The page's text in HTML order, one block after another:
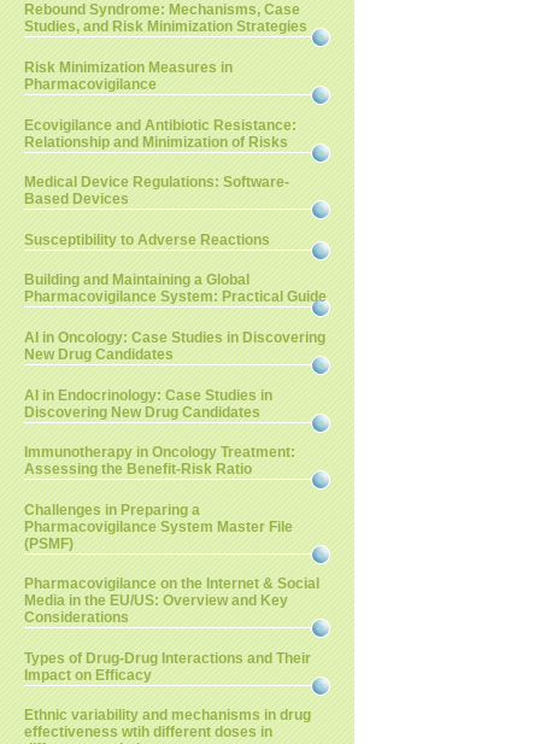
Rebound Syndrome: Mechanisms, Case
Studies, and Risk Minimization Strategies
Risk Minimization Measures in
Pharmacovigilance
Ecovigilance and Antibiotic Resistance:
Relationship and Minimization of Risks
Medical Device Regulations: Software-
Based Devices
Susceptibility to Adverse Reactions
Building and Maintaining a Global
Pharmacovigilance System: Practical Guide
AI in Oncology: Case Studies in Discovering
New Drug Candidates
AI in Endocrinology: Case Studies in
Discovering New Drug Candidates
Immunotherapy in Oncology Treatment:
Assessing the Benefit-Risk Ratio
Challenges in Preparing a
Pharmacovigilance System Master File
(PSMF)
Pharmacovigilance on the Internet & Social
Media in the EU/US: Overview and Key
Considerations
Types of Drug-Drug Interactions and Their
Impact on Efficacy
Ethnic variability and mechanisms in drug
effectiveness wtih different doses in